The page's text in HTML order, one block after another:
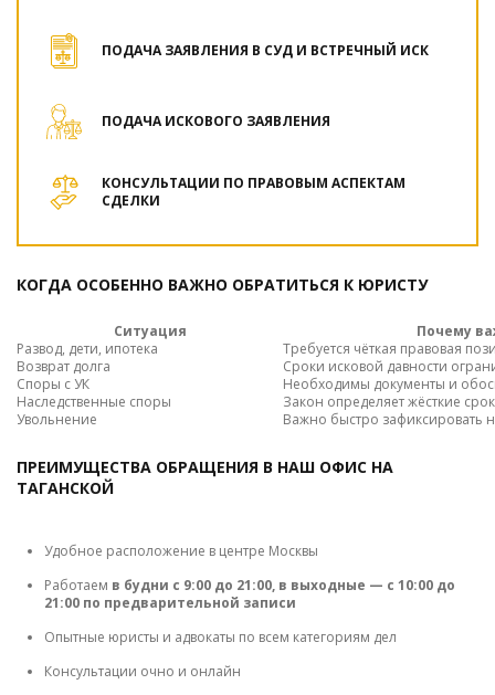
ПОДАЧА ЗАЯВЛЕНИЯ В СУД И ВСТРЕЧНЫЙ ИСК
ПОДАЧА ИСКОВОГО ЗАЯВЛЕНИЯ
КОНСУЛЬТАЦИИ ПО ПРАВОВЫМ АСПЕКТАМ
СДЕЛКИ
КОГДА ОСОБЕННО ВАЖНО ОБРАТИТЬСЯ К ЮРИСТУ
Ситуация
Почему
Развод, дети, ипотека
Требуется чёткая правовая
Возврат долга
Сроки исковой давности
Споры с УК
Необходимы документы и
Наследственные споры
Закон определяет жёсткие
Увольнение
Важно быстро зафиксировать
ПРЕИМУЩЕСТВА ОБРАЩЕНИЯ В НАШ ОФИС НА
ТАГАНСКОЙ
Удобное расположение в центре Москвы
Работаем в будни с 9:00 до 21:00, в выходные — с 10:00 до
21:00 по предварительной записи
Опытные юристы и адвокаты по всем категориям дел
Консультации очно и онлайн